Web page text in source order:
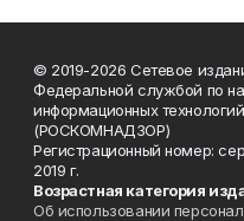
© 2019-2026 Сетевое
Федеральной службой по
информационных
(РОСКОМНАДЗОР)
Регистрационный номер:
2019 г.
Возрастная категория
Об использовании